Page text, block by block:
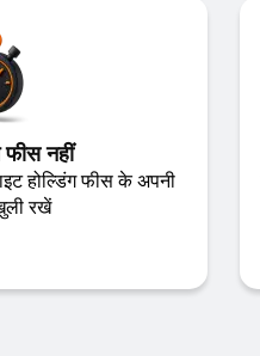
फीस नहीं
होल्डिंग फीस के अपनी
रखें